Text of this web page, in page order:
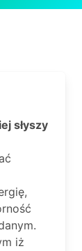
słyszy
iż